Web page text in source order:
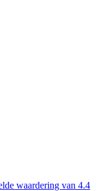
waardering van 4.4